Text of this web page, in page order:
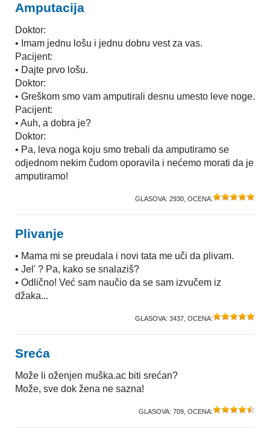
Amputacija
Doktor:
• Imam jednu lošu i jednu dobru vest za vas.
Pacijent:
• Dajte prvo lošu.
Doktor:
• Greškom smo vam amputirali desnu umesto leve noge.
Pacijent:
• Auh, a dobra je?
Doktor:
• Pa, leva noga koju smo trebali da amputiramo se
odjednom nekim čudom oporavila i nećemo morati da je
amputiramo!
GLASOVA: 2930 , OCENA:
Plivanje
• Mama mi se preudala i novi tata me uči da plivam.
• Jel' ? Pa, kako se snalaziš?
• Odlično! Već sam naučio da se sam izvučem iz
džaka...
GLASOVA: 3437 , OCENA:
Sreća
Može li oženjen muška.ac biti srećan?
Može, sve dok žena ne sazna!
GLASOVA: 709 , OCENA: